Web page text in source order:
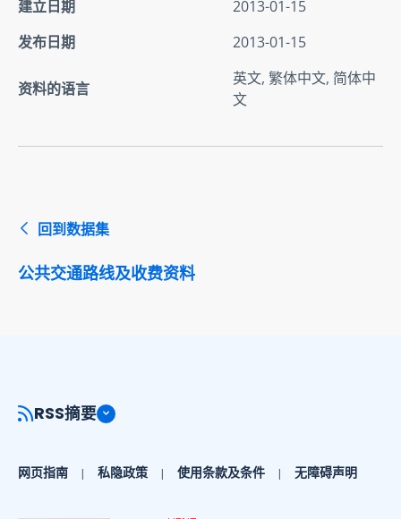
建立日期
2013-01-15
发布日期
2013-01-15
资料的语言
英文, 繁体中文, 简体中
文
回到数据集
公共交通路线及收费资料
RSS摘要
网页指南 私隐政策 使用条款及条件 无障碍声明